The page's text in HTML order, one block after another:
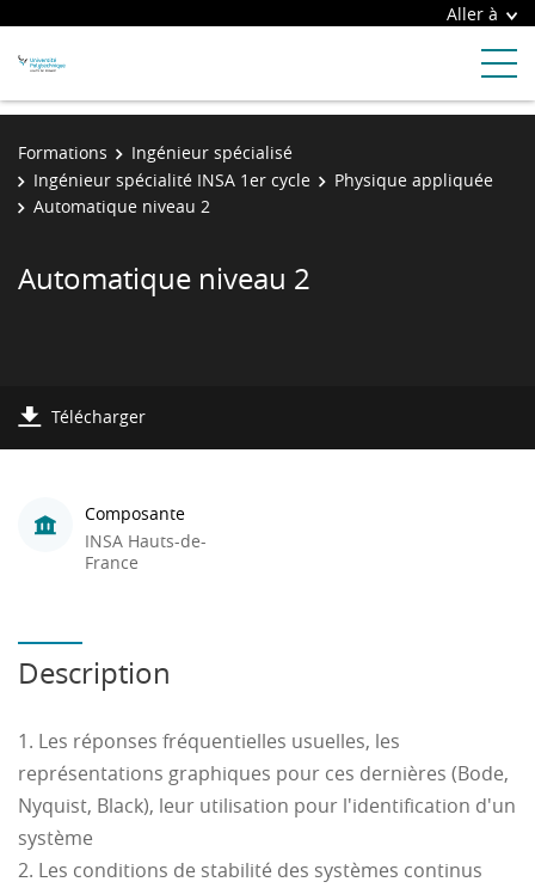
Aller à
Formations
Ingénieur spécialisé
Ingénieur spécialité INSA 1er cycle
Physique appliquée
Automatique niveau 2
Automatique niveau 2
Télécharger
Composante
INSA Hauts-de-
France
Description
1. Les réponses fréquentielles usuelles, les
représentations graphiques pour ces dernières (Bode,
Nyquist, Black), leur utilisation pour l'identification d'un
système
2. Les conditions de stabilité des systèmes continus